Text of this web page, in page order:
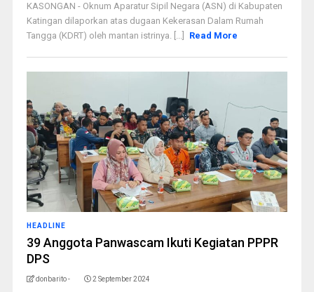
KASONGAN - Oknum Aparatur Sipil Negara (ASN) di Kabupaten
Katingan dilaporkan atas dugaan Kekerasan Dalam Rumah
Tangga (KDRT) oleh mantan istrinya. [...]
Read More
HEADLINE
39 Anggota Panwascam Ikuti Kegiatan PPPR
DPS
donbarito - 2 September 2024